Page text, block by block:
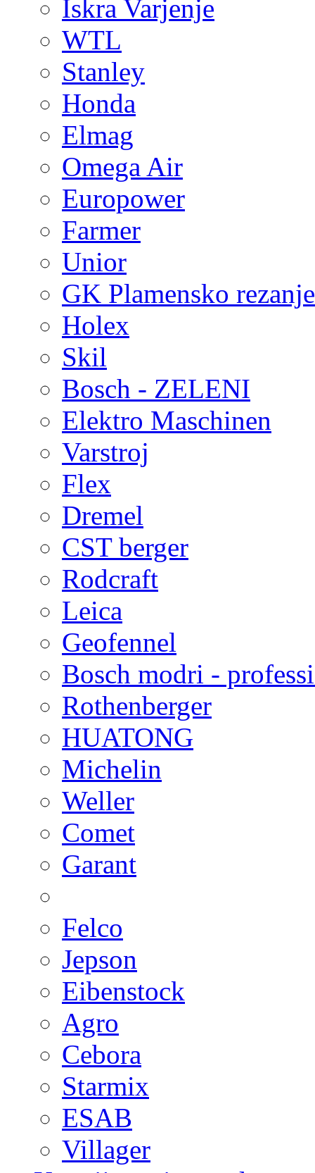
Iskra Varjenje
WTL
Stanley
Honda
Elmag
Omega Air
Europower
Farmer
Unior
GK Plamensko
Holex
Skil
Bosch - ZELENI
Elektro Maschinen
Varstroj
Flex
Dremel
CST berger
Rodcraft
Leica
Geofennel
Bosch modri -
Rothenberger
HUATONG
Michelin
Weller
Comet
Garant
Felco
Jepson
Eibenstock
Agro
Cebora
Starmix
ESAB
Villager